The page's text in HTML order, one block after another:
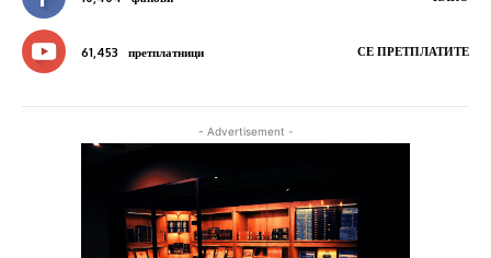
61,453 претплатници СЕ ПРЕТПЛАТИТЕ
- Advertisement -